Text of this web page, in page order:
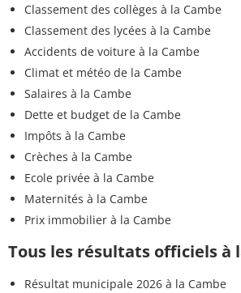
Classement des collèges à la Cambe
Classement des lycées à la Cambe
Accidents de voiture à la Cambe
Climat et météo de la Cambe
Salaires à la Cambe
Dette et budget de la Cambe
Impôts à la Cambe
Crèches à la Cambe
Ecole privée à la Cambe
Maternités à la Cambe
Prix immobilier à la Cambe
Tous les résultats officiels à
Résultat municipale 2026 à la Cambe